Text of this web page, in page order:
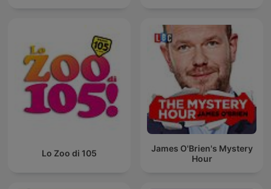
Lo Zoo di 105
James O'Brien's Mystery
Hour